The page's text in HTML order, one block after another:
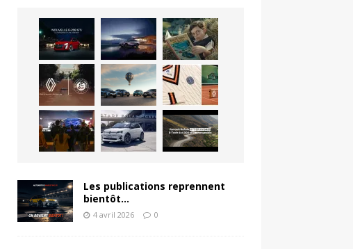
Les publications reprennent
bientôt…
4 avril 2026 0